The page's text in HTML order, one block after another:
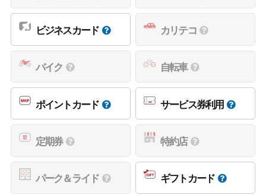
ビジネスカード カリテコ
バイク 自転車
ポイントカード サービス券利用
定期券 特約店
パーク＆ライド ギフトカード